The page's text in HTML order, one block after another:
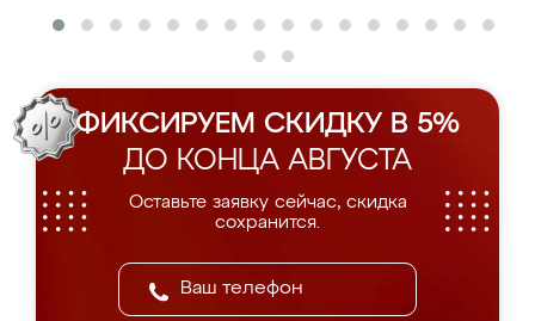
ФИКСИРУЕМ СКИДКУ В 5%
ДО КОНЦА АВГУСТА
Оставьте заявку сейчас, скидка
сохранится.